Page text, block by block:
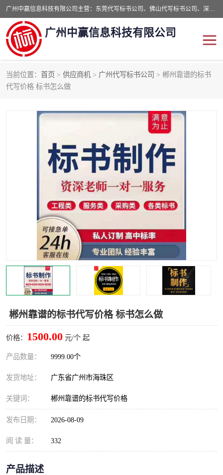
广州中赢信息科技有限公司主营：东莞代写标书公司、佛山代写标书公司、深圳代写标书公司等,食品类标书、工程类类标书,经验丰富的标书制作团队,24小时加急服务,多对一服务。
广州中赢信息科技有限公司
当前位置： 首页 > 供应商机 > 广州代写标书公司 > 郴州靠谱的标书
代写价格 标书怎么做
郴州靠谱的标书代写价格 标书怎么做
价格： 1500.00 元/个 起
产品数量： 9999.00个
发货地址： 广东省广州市海珠区
关键词： 郴州靠谱的标书代写价格
发布日期： 2026-08-09
阅 读 量： 332
产品描述
东莞代写标书公司
深圳代写标书公司 广州代写标书公司